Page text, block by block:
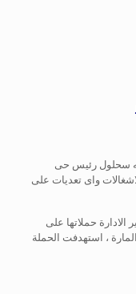
سحلول رئيس حى
واى تعديات على
حملاتها على
، استهدفت الحملة